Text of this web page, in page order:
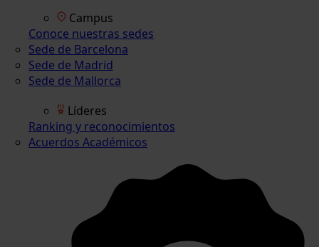
Campus
Conoce nuestras sedes
Sede de Barcelona
Sede de Madrid
Sede de Mallorca
Líderes
Ranking y reconocimientos
Acuerdos Académicos